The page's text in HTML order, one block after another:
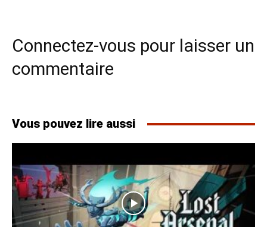
Connectez-vous pour laisser un
commentaire
Vous pouvez lire aussi